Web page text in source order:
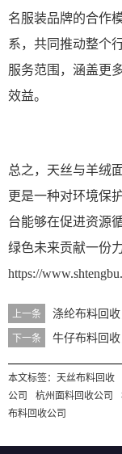
名服装品牌的合作
系，共同推动整个
服务范围，涵盖更
效益。
总之，天丝与羊绒
更是一种对环境保
台能够在促进资源
绿色未来贡献一份力
https://
上一条 涤纶布料回
下一条 牛仔布料回
本文标签： 天丝布料回收
公司
杭州面料回收公司
布料回收公司